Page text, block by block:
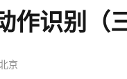
作识别（
京
大模型服务与应用平台
上传文档即自动完成
云服务器38元/年起，
云上成本管理
多端小程序
咨询伙伴
售后服务
技术领先